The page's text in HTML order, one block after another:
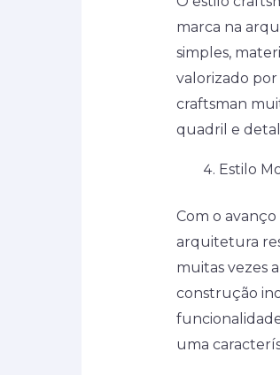
marca na
simples,
valorizado por
craftsman
quadril e
Estilo
Com o
arquitetura
muitas vezes
construção
uma